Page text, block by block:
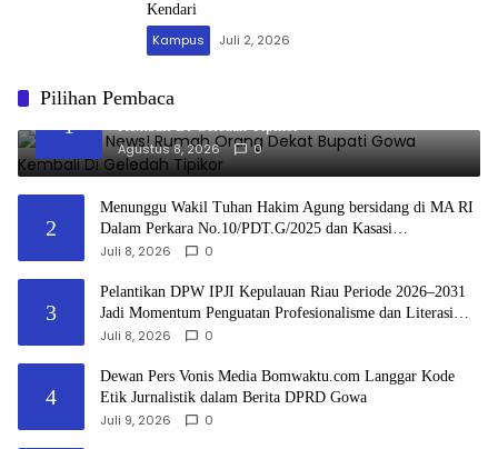
Kendari
Kampus Juli 2, 2026
Pilihan Pembaca
1
Breaking News! Rumah Orang Dekat Bupati Gowa
Agustus 8, 2026 0
2
Menunggu Wakil Tuhan Hakim Agung bersidang di MA RI
Dalam Perkara No.10/PDT.G/2025 dan Kasasi
No.3297/K/PDT/2026
Juli 8, 2026 0
3
Pelantikan DPW IPJI Kepulauan Riau Periode 2026–2031
Jadi Momentum Penguatan Profesionalisme dan Literasi
Bangsa
Juli 8, 2026 0
4
Dewan Pers Vonis Media Bomwaktu.com Langgar Kode
Etik Jurnalistik dalam Berita DPRD Gowa
Juli 9, 2026 0